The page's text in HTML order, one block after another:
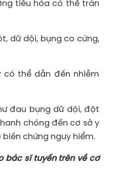
tiêu hóa có thể tràn
dữ dội, bụng co cứng,
có thể dẫn đến nhiễm
đau bụng dữ dội, đột
chóng đến cơ sở y
chứng nguy hiểm.
bác sĩ tuyến trên về cơ